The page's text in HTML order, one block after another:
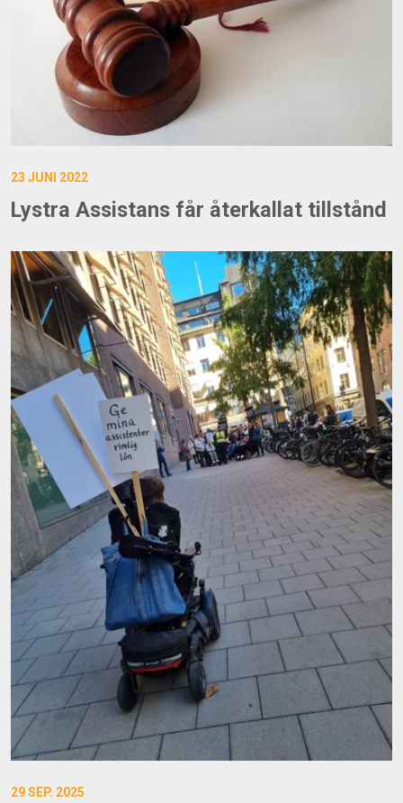
23 JUNI 2022
Lystra Assistans får återkallat tillstånd
29 SEP. 2025